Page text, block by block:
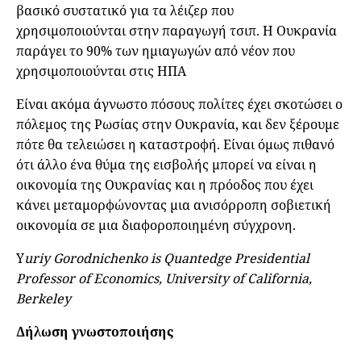
βασικό συστατικό για τα λέιζερ που
χρησιμοποιούνται στην παραγωγή τσιπ. Η Ουκρανία
παράγει το 90% των ημιαγωγών από νέον που
χρησιμοποιούνται στις ΗΠΑ
Είναι ακόμα άγνωστο πόσους πολίτες έχει σκοτώσει ο
πόλεμος της Ρωσίας στην Ουκρανία, και δεν ξέρουμε
πότε θα τελειώσει η καταστροφή. Είναι όμως πιθανό
ότι άλλο ένα θύμα της εισβολής μπορεί να είναι η
οικονομία της Ουκρανίας και η πρόοδος που έχει
κάνει μεταμορφώνοντας μια ανισόρροπη σοβιετική
οικονομία σε μια διαφοροποιημένη σύγχρονη.
Yuriy Gorodnichenko is Quantedge Presidential
Professor of Economics, University of California,
Berkeley
Δήλωση γνωστοποιήσης